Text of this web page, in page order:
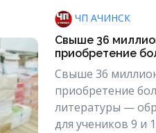
ЧП АЧИНСК
Свыше 36
приобретение
Свыше 36
приобретение
литературы —
для учеников 9 и